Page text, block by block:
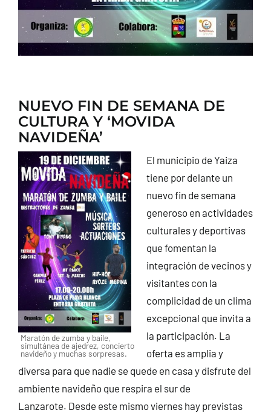
NUEVO FIN DE SEMANA DE
CULTURA Y ‘MOVIDA
NAVIDEÑA’
Maratón de zumba y baile,
simultánea de ajedrez, concierto
navideño y muchas sorpresas.
El municipio de Yaiza
tiene por delante un
nuevo fin de semana
generoso en actividades
culturales y deportivas
que fomentan la
integración de vecinos y
visitantes con la
complicidad de un clima
excepcional que invita a
la participación. La
oferta es amplia y
diversa para que nadie se quede en casa y disfrute del
ambiente navideño que respira el sur de
Lanzarote. Desde este mismo viernes hay previstas